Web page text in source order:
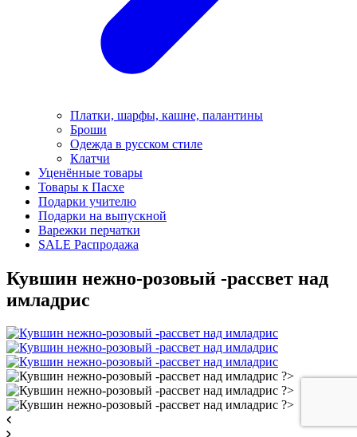
Платки, шарфы, кашне, палантины
Броши
Одежда в русском стиле
Клатчи
Уценённые товары
Товары к Пасхе
Подарки учителю
Подарки на выпускной
Варежки перчатки
SALE Распродажа
Кувшин нежно-розовый -рассвет над
имладрис